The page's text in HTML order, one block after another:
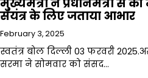
मुख्यमंत्री ने प्रधानमंत्री से
संयंत्र के लिए जताया आभार
February 3, 2025
स्वतंत्र बोल दिल्ली 03 फरवरी
सरमा ने सोमवार को संसद…